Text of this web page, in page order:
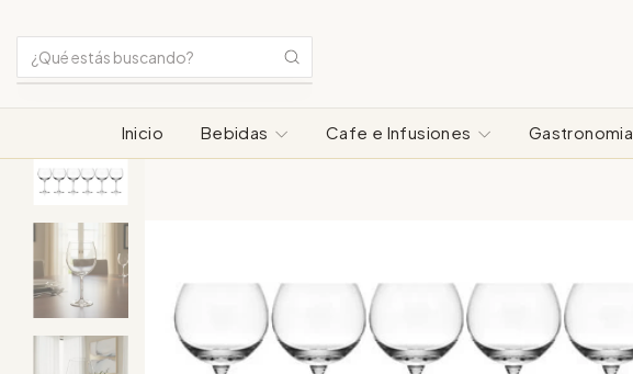
Inicio Bebidas Cafe e Infusiones Gastronomia